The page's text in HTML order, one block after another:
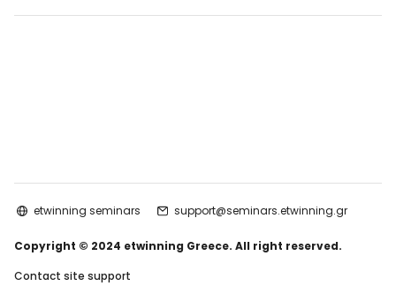
etwinning seminars support@seminars.etwinning.gr
Copyright © 2024 etwinning Greece. All right reserved.
Contact site support